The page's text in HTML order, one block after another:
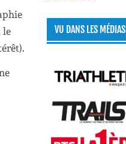
le
VU DANS LES MÉDIAS